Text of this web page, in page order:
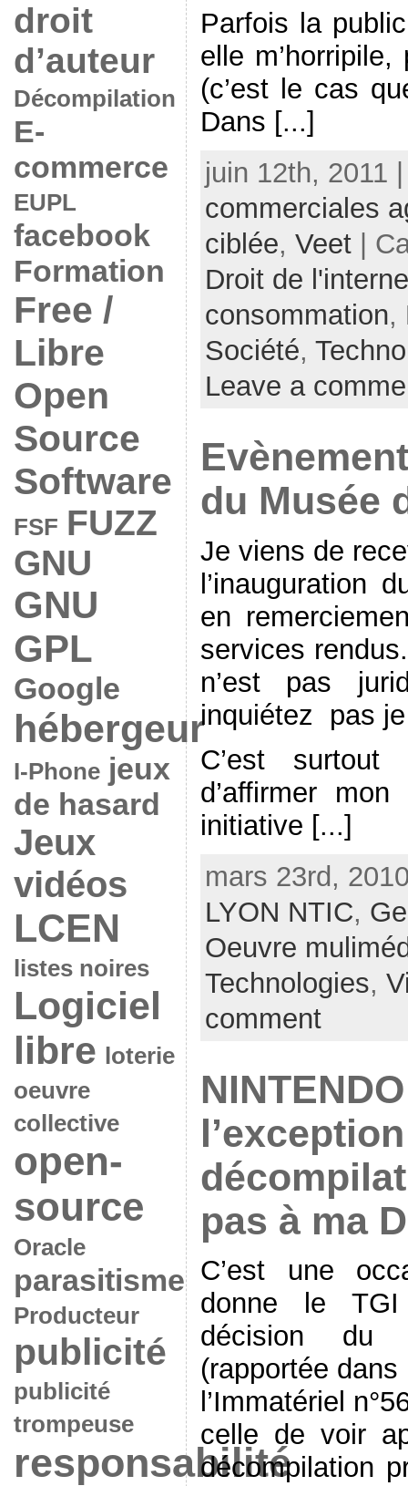
droit
d’auteur
Décompilation
E-
commerce
EUPL
facebook
Formation
Free /
Libre
Open
Source
Software
FSF FUZZ
GNU
GNU
GPL
Google
hébergeur
I-Phone jeux
de hasard
Jeux
vidéos
LCEN
listes noires
Logiciel
libre
loterie
oeuvre
collective
open-
source
Oracle
parasitisme
Producteur
publicité
publicité
trompeuse
responsabilité
Parfois la
elle
(c’est le cas
Dans [...]
juin 12th, 2011
commerciales
ciblée, Veet|
Droit de
consommation,
Société,
Leave a
du Musée
Je viens de
l’inauguration
en
services
n’est pas
inquiétez pas
C’est surtout
d’affirmer
initiative [...]
mars 23rd,
LYON NTIC,
Oeuvre
Technologies,
comment
pas à ma
C’est une
donne le
décision du
(rapportée
l’Immatériel
celle de voir
décompilation